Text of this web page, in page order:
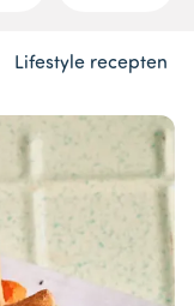
Lifestyle recepten